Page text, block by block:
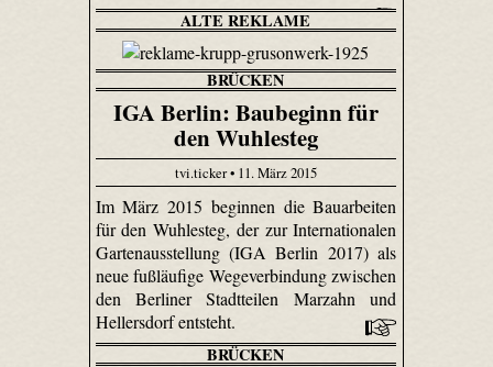
ALTE REKLAME
BRÜCKEN
IGA Berlin: Baubeginn für
den Wuhlesteg
tvi.ticker • 11. März 2015
Im März 2015 beginnen die Bauarbeiten
für den Wuhlesteg, der zur Internationalen
Gartenausstellung (IGA Berlin 2017) als
neue fußläufige Wegeverbindung zwischen
den Berliner Stadtteilen Marzahn und
Hellersdorf entsteht.
BRÜCKEN